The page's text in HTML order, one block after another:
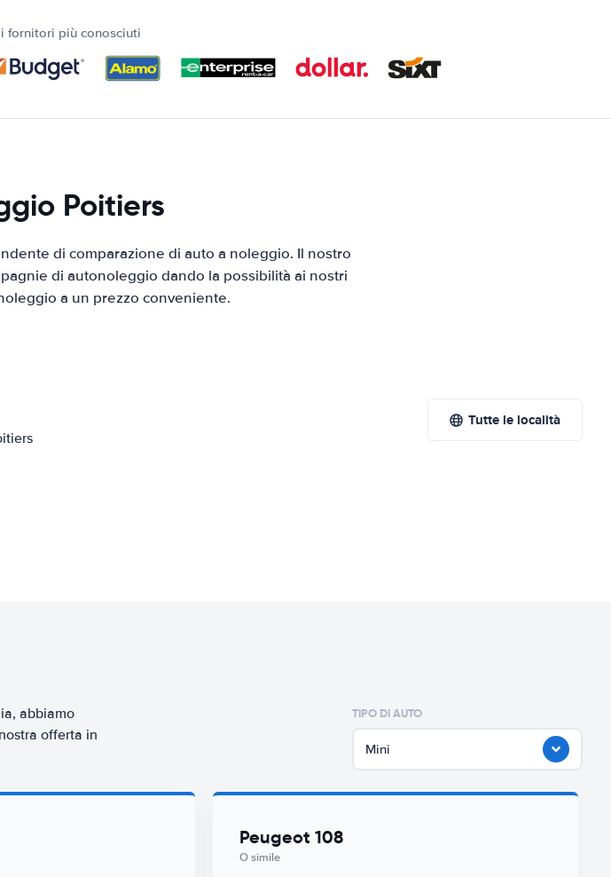
fornitori più conosciuti
Poitiers
di comparazione di auto a noleggio. Il nostro
di autonoleggio dando la possibilità ai nostri
a un prezzo conveniente.
Tutte le località
abbiamo
offerta in
TIPO DI AUTO
Mini
Peugeot 108
O simile